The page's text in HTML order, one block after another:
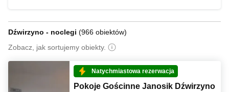
Dźwirzyno - noclegi (966 obiektów)
Zobacz, jak sortujemy obiekty.
Natychmiastowa rezerwacja
Pokoje Gościnne Janosik Dźwirzyno